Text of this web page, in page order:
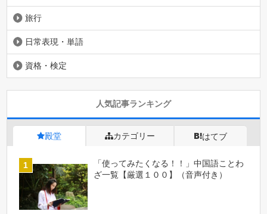
旅行
日常表現・単語
資格・検定
人気記事ランキング
殿堂 カテゴリー はてブ
「使ってみたくなる！！」中国語ことわ
ざ一覧【厳選１００】（音声付き）